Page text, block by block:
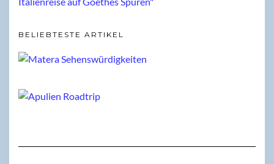
BELIEBTESTE ARTIKEL